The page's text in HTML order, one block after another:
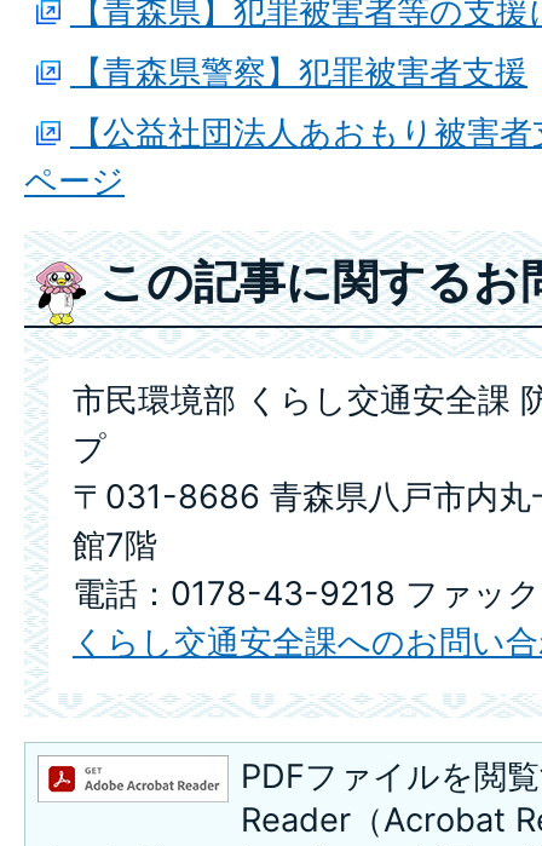
【青森県】犯罪被害者等の支
【青森県警察】犯罪被害者支援
【公益社団法人あおもり被害
ページ
この記事に関するお
市民環境部 くらし交通安全課
プ
〒031-8686 青森県八戸市内丸
館7階
電話：0178-43-9218 ファッ
くらし交通安全課へのお問い
PDFファイルを閲
Reader（Acrobat